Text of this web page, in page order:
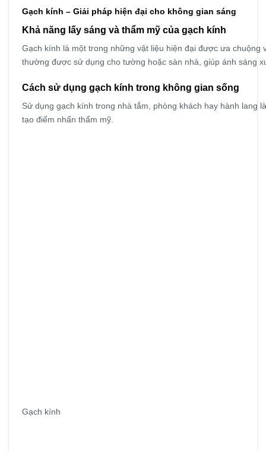
Gạch kính – Giải pháp hiện đại cho không gian sáng
Khả năng lấy sáng và thẩm mỹ của gạch kính
Gạch kính là một trong những vật liệu hiện đại được ưa
thường được sử dụng cho tường hoặc sàn nhà, giúp ánh sáng
Cách sử dụng gạch kính trong không gian sống
Sử dụng gạch kính trong nhà tắm, phòng khách hay hành
tạo điểm nhấn thẩm mỹ.
Gạch kính